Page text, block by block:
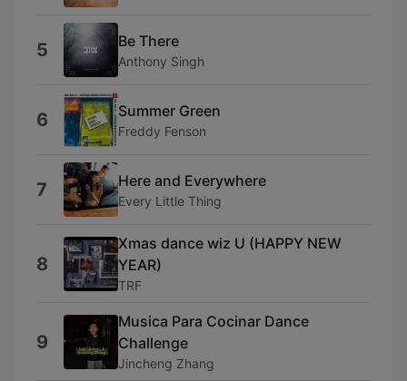
5 Be There
Anthony Singh
6 Summer Green
Freddy Fenson
7 Here and Everywhere
Every Little Thing
8
Xmas dance wiz U (HAPPY NEW
YEAR)
TRF
9
Musica Para Cocinar Dance
Challenge
Jincheng Zhang